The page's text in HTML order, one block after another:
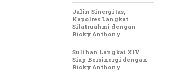
Jalin Sinergitas,
Kapolres Langkat
Silatruahmi dengan
Ricky Anthony
Sulthan Langkat XIV
Siap Bersinergi dengan
Ricky Anthony